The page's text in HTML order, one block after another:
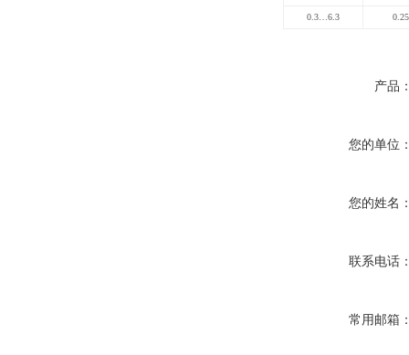
0.3…6.3 0.25
产品
您的单位
您的姓名
联系电话
常用邮箱